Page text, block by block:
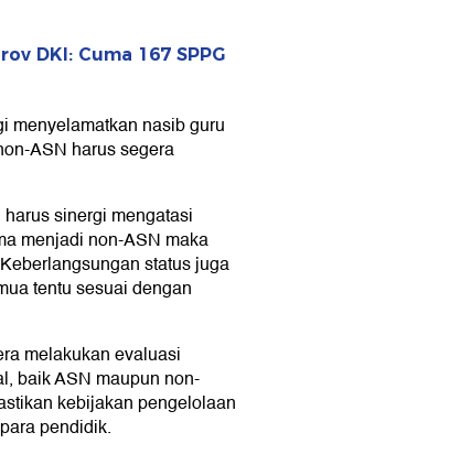
DKI: Cuma 167 SPPG
menyelamatkan nasib guru
ASN harus segera
sinergi mengatasi
menjadi non-ASN maka
status juga
tentu sesuai dengan
melakukan evaluasi
baik ASN maupun non-
kebijakan pengelolaan
pendidik.